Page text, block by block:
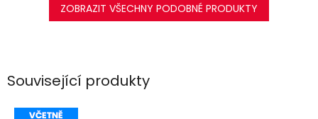
Související produkty
ZOBRAZIT VŠECHNY PODOBNÉ PRODUKTY